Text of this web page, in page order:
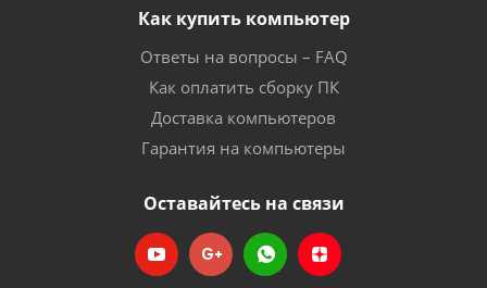
Как купить компьютер
Ответы на вопросы – FAQ
Как оплатить сборку ПК
Доставка компьютеров
Гарантия на компьютеры
Оставайтесь на связи